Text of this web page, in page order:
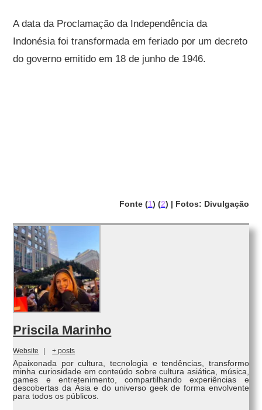
A data da Proclamação da Independência da
Indonésia foi transformada em feriado por um decreto
do governo emitido em 18 de junho de 1946.
Fonte (1) (2) | Fotos: Divulgação
Priscila Marinho
Website | + posts
Apaixonada por cultura, tecnologia e tendências, transformo
minha curiosidade em conteúdo sobre cultura asiática, música,
games e entretenimento, compartilhando experiências e
descobertas da Ásia e do universo geek de forma envolvente
para todos os públicos.